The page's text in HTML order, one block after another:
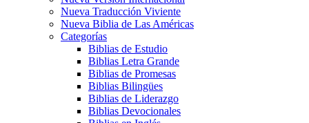
Nueva Traducción Viviente
Nueva Biblia de Las Américas
Categorías
Biblias de Estudio
Biblias Letra Grande
Biblias de Promesas
Biblias Bilingües
Biblias de Liderazgo
Biblias Devocionales